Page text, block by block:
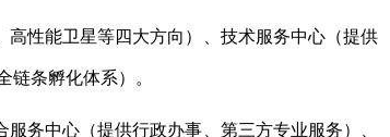
性能卫星等四大方向）、技术服务中心（提供
链条孵化体系）。
务中心（提供行政办事、第三方专业服务）、